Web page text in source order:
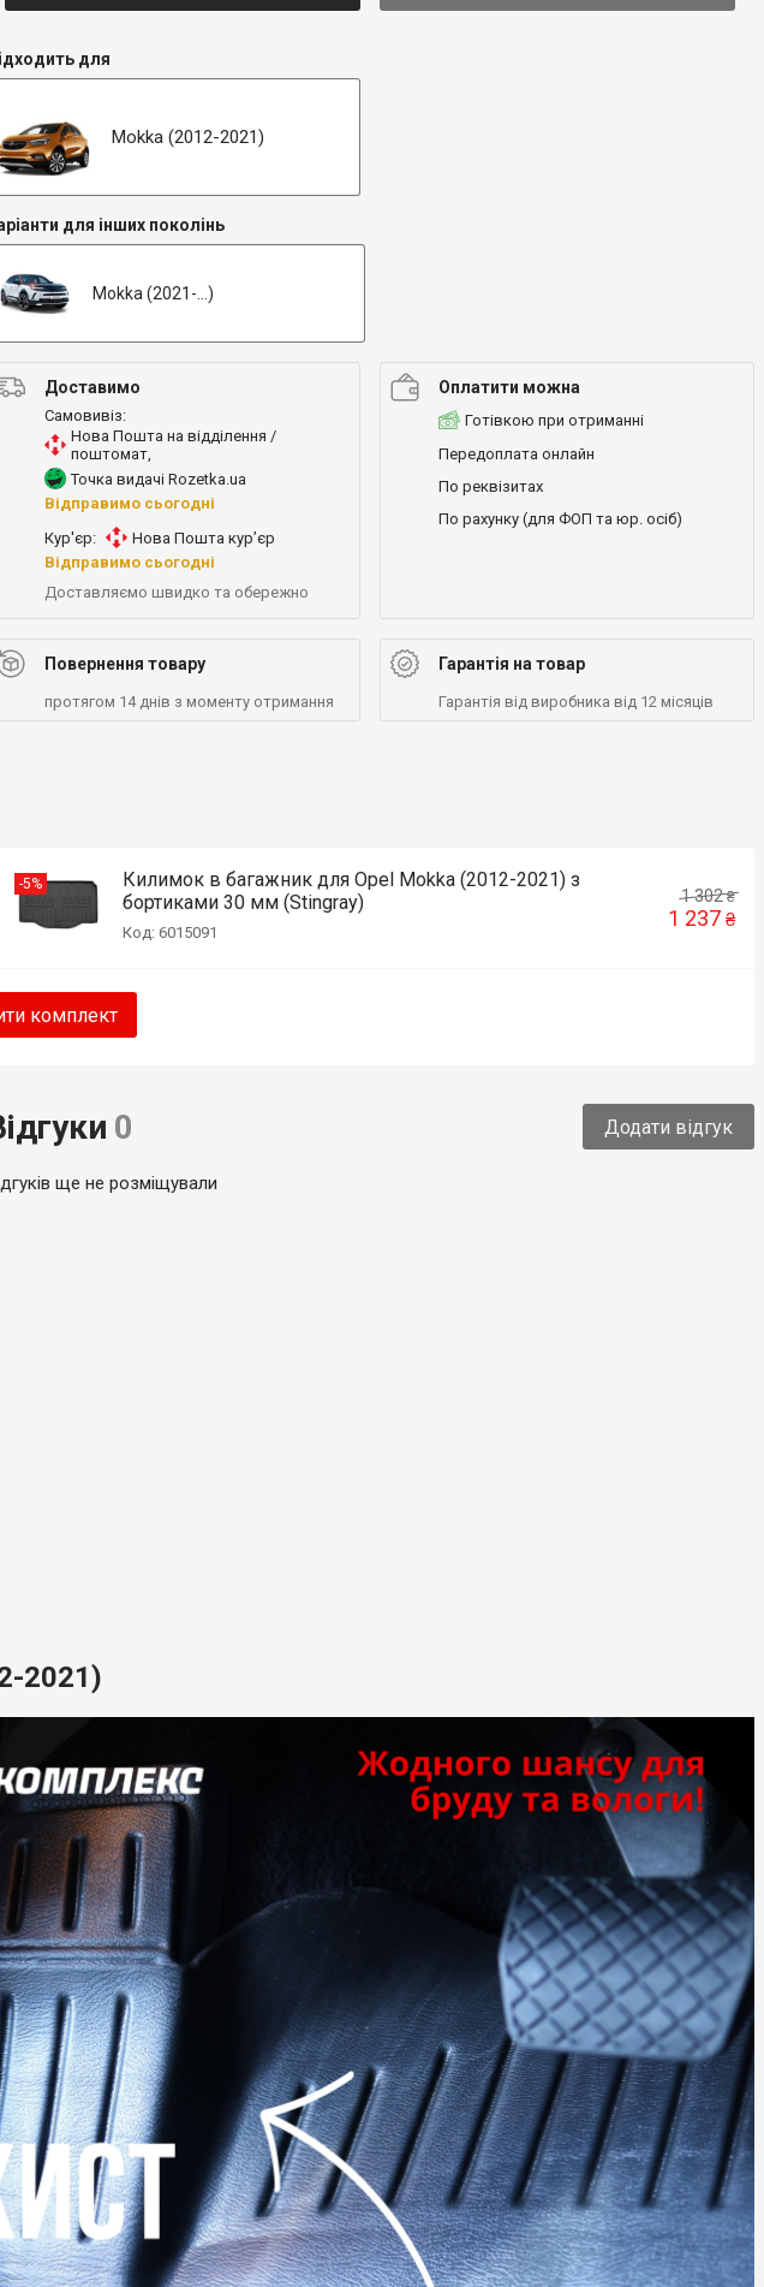
для
Mokka (2012-2021)
для інших поколінь
Mokka (2021-...)
Доставимо
Самовивіз:
Нова Пошта на відділення /
поштомат,
Точка видачі Rozetka.ua
Відправимо сьогодні
Кур'єр:
Нова Пошта кур’єр
Відправимо сьогодні
Доставляємо швидко та обережно
Оплатити можна
Готівкою при отриманні
Передоплата онлайн
По реквізитах
По рахунку (для ФОП та юр. осіб)
Повернення товару
протягом 14 днів з моменту отримання
Гарантія на товар
Гарантія від виробника від 12 місяців
-5%
Килимок в багажник для Opel Mokka (2012-2021) з
бортиками 30 мм (Stingray)
Код: 6015091
1 302₴
1 237 ₴
комплект
0 Додати відгук
ще не розміщували
2021)